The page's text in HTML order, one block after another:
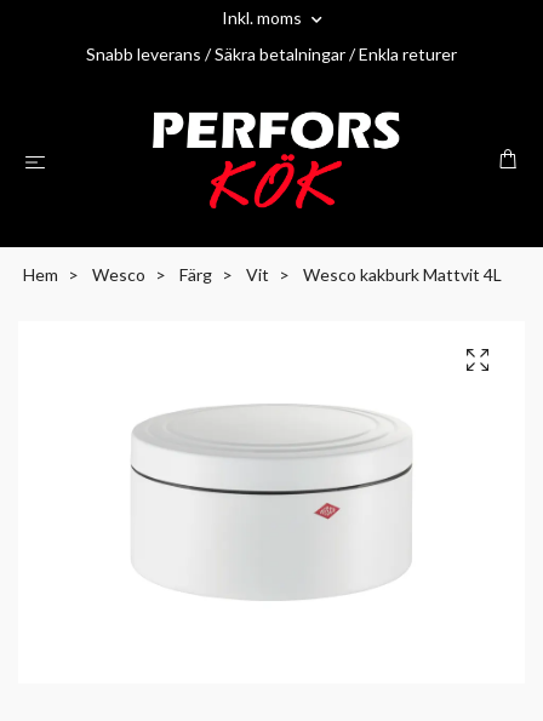
Inkl. moms
Snabb leverans / Säkra betalningar / Enkla returer
Hem Wesco Färg Vit Wesco kakburk Mattvit 4L